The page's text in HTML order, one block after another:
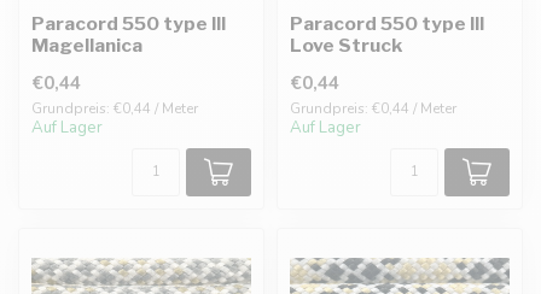
Paracord 550 type III
Magellanica
€0,44
Grundpreis: €0,44 / Meter
Auf Lager
Paracord 550 type III
Love Struck
€0,44
Grundpreis: €0,44 / Meter
Auf Lager